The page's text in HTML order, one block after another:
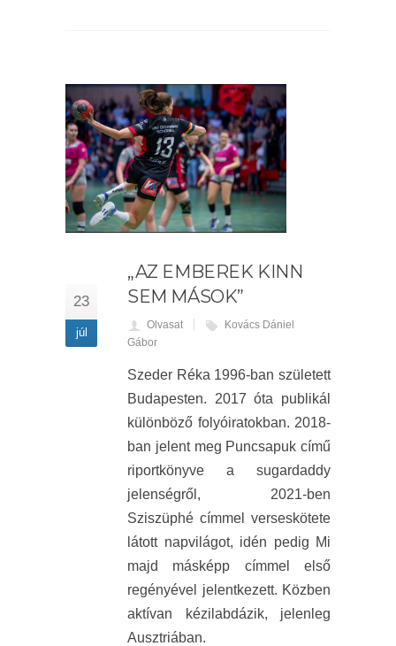
23
júl
„AZ EMBEREK KINN
SEM MÁSOK”
Olvasat
Kovács Dániel
Gábor
Szeder Réka 1996-ban született
Budapesten. 2017 óta publikál
különböző folyóiratokban. 2018-
ban jelent meg Puncsapuk című
riportkönyve a sugardaddy
jelenségről, 2021-ben
Sziszüphé címmel verseskötete
látott napvilágot, idén pedig Mi
majd másképp címmel első
regényével jelentkezett. Közben
aktívan kézilabdázik, jelenleg
Ausztriában.